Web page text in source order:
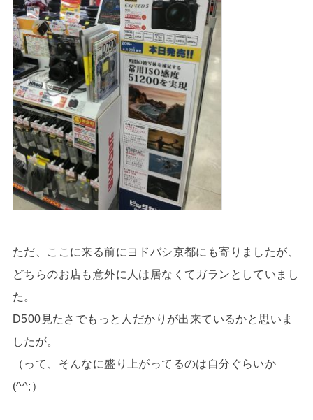
ただ、ここに来る前にヨドバシ京都にも寄りましたが、
どちらのお店も意外に人は居なくてガランとしていまし
た。
D500見たさでもっと人だかりが出来ているかと思いま
したが。
（って、そんなに盛り上がってるのは自分ぐらいか
(^^;）